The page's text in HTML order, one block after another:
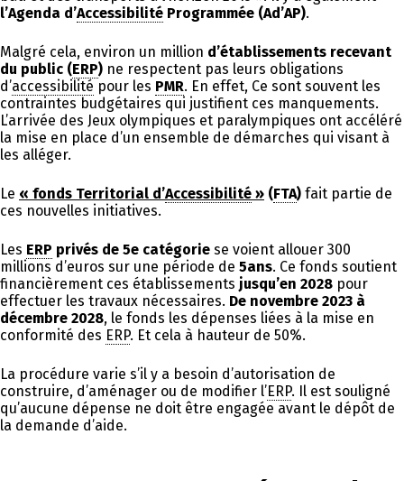
l’Agenda d’Accessibilité Programmée (Ad’AP).
Malgré cela, environ un million d’établissements recevant
du public (ERP) ne respectent pas leurs obligations
d’accessibilité pour les PMR. En effet, Ce sont souvent les
contraintes budgétaires qui justifient ces manquements.
L’arrivée des Jeux olympiques et paralympiques ont accéléré
la mise en place d’un ensemble de démarches qui visant à
les alléger.
Le « fonds Territorial d’Accessibilité » (FTA) fait partie de
ces nouvelles initiatives.
Les ERP privés de 5e catégorie se voient allouer 300
millions d’euros sur une période de 5ans. Ce fonds soutient
financièrement ces établissements jusqu’en 2028 pour
effectuer les travaux nécessaires. De novembre 2023 à
décembre 2028, le fonds les dépenses liées à la mise en
conformité des ERP. Et cela à hauteur de 50%.
La procédure varie s’il y a besoin d’autorisation de
construire, d’aménager ou de modifier l’ERP. Il est souligné
qu’aucune dépense ne doit être engagée avant le dépôt de
la demande d’aide.